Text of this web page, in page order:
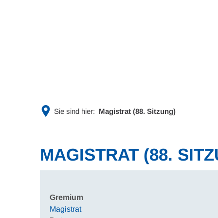
Sie sind hier: Magistrat (88. Sitzung)
MAGISTRAT (88.
Gremium
Magistrat